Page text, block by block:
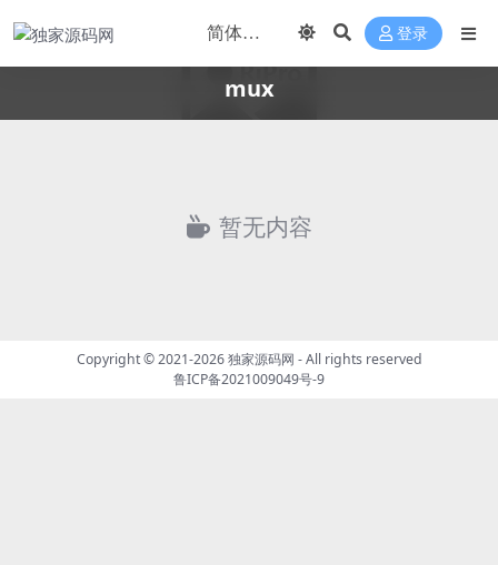
登录
mux
暂无内容
Copyright © 2021-2026独家源码网 - All rights reserved
鲁ICP备2021009049号-9